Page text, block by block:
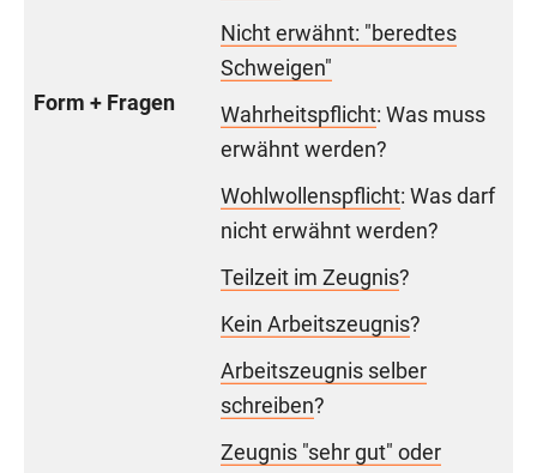
Form + Fragen
Nicht erwähnt: "beredtes
Schweigen"
Wahrheitspflicht: Was muss
erwähnt werden?
Wohlwollenspflicht: Was darf
nicht erwähnt werden?
Teilzeit im Zeugnis?
Kein Arbeitszeugnis?
Arbeitszeugnis selber
schreiben?
Zeugnis "sehr gut" oder